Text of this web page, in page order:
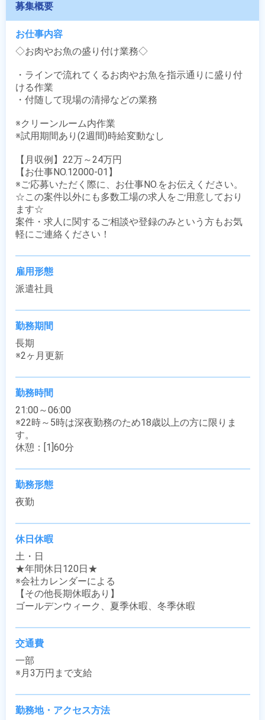
募集概要
お仕事内容
◇お肉やお魚の盛り付け業務◇
・ラインで流れてくるお肉やお魚を指示通りに盛り付
ける作業
・付随して現場の清掃などの業務
※クリーンルーム内作業
※試用期間あり(2週間)時給変動なし
【月収例】22万～24万円
【お仕事NO.12000-01】
※ご応募いただく際に、お仕事NO.をお伝えください。
☆この案件以外にも多数工場の求人をご用意しており
ます☆
案件・求人に関するご相談や登録のみという方もお気
軽にご連絡ください！
雇用形態
派遣社員
勤務期間
長期
※2ヶ月更新
勤務時間
21:00～06:00
※22時～5時は深夜勤務のため18歳以上の方に限りま
す。
休憩：[1]60分
勤務形態
夜勤
休日休暇
土・日
★年間休日120日★
※会社カレンダーによる
【その他長期休暇あり】
ゴールデンウィーク、夏季休暇、冬季休暇
交通費
一部
※月3万円まで支給
勤務地・アクセス方法